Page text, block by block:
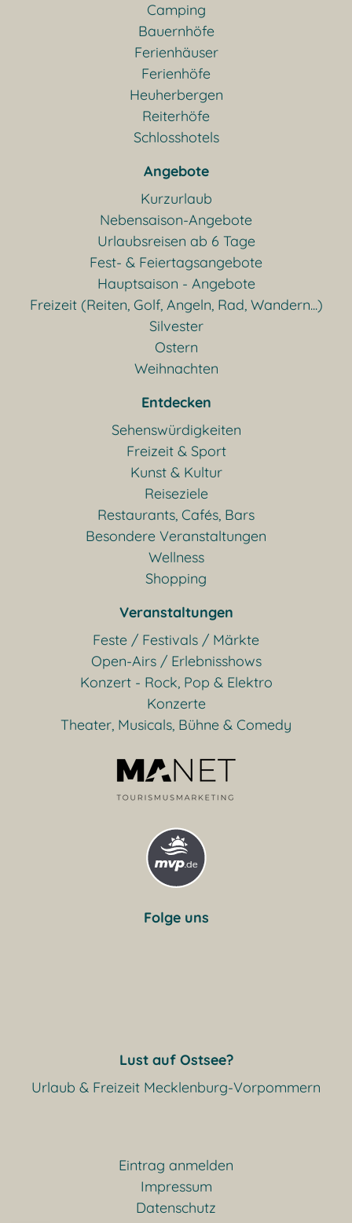
Camping
Bauernhöfe
Ferienhäuser
Ferienhöfe
Heuherbergen
Reiterhöfe
Schlosshotels
Angebote
Kurzurlaub
Nebensaison-Angebote
Urlaubsreisen ab 6 Tage
Fest- & Feiertagsangebote
Hauptsaison - Angebote
Freizeit (Reiten, Golf, Angeln, Rad, Wandern...)
Silvester
Ostern
Weihnachten
Entdecken
Sehenswürdigkeiten
Freizeit & Sport
Kunst & Kultur
Reiseziele
Restaurants, Cafés, Bars
Besondere Veranstaltungen
Wellness
Shopping
Veranstaltungen
Feste / Festivals / Märkte
Open-Airs / Erlebnisshows
Konzert - Rock, Pop & Elektro
Konzerte
Theater, Musicals, Bühne & Comedy
Folge uns
Lust auf Ostsee?
Urlaub & Freizeit Mecklenburg-Vorpommern
Eintrag anmelden
Impressum
Datenschutz